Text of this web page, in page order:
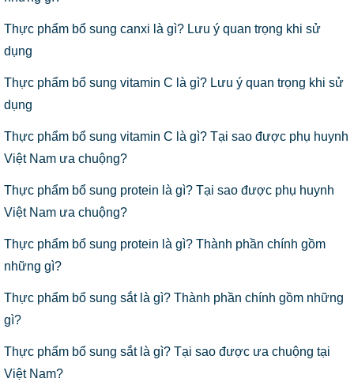
Thực phẩm bổ sung canxi là gì? Lưu ý quan trọng khi sử
dụng
Thực phẩm bổ sung vitamin C là gì? Lưu ý quan trọng khi sử
dụng
Thực phẩm bổ sung vitamin C là gì? Tại sao được phụ huynh
Việt Nam ưa chuộng?
Thực phẩm bổ sung protein là gì? Tại sao được phụ huynh
Việt Nam ưa chuộng?
Thực phẩm bổ sung protein là gì? Thành phần chính gồm
những gì?
Thực phẩm bổ sung sắt là gì? Thành phần chính gồm những
gì?
Thực phẩm bổ sung sắt là gì? Tại sao được ưa chuộng tại
Việt Nam?